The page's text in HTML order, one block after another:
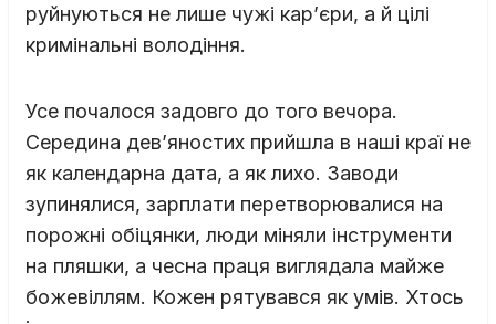
руйнуються не лише чужі кар’єри, а й цілі
кримінальні володіння.
Усе почалося задовго до того вечора.
Середина дев’яностих прийшла в наші краї не
як календарна дата, а як лихо. Заводи
зупинялися, зарплати перетворювалися на
порожні обіцянки, люди міняли інструменти
на пляшки, а чесна праця виглядала майже
божевіллям. Кожен рятувався як умів. Хтось